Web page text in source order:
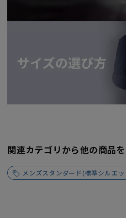
関連カテゴリから他の商品
メンズスタンダード(標準シルエ